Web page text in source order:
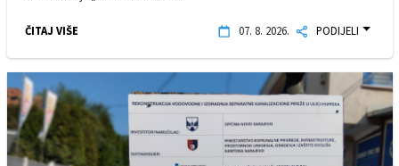
ČITAJ VIŠE 07. 8. 2026. PODIJELI